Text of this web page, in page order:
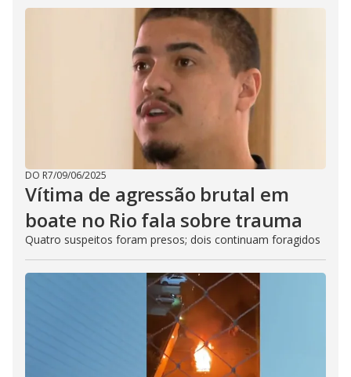
DO R7/09/06/2025
Vítima de agressão brutal em
boate no Rio fala sobre trauma
Quatro suspeitos foram presos; dois continuam foragidos